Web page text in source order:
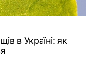
в Україні: як